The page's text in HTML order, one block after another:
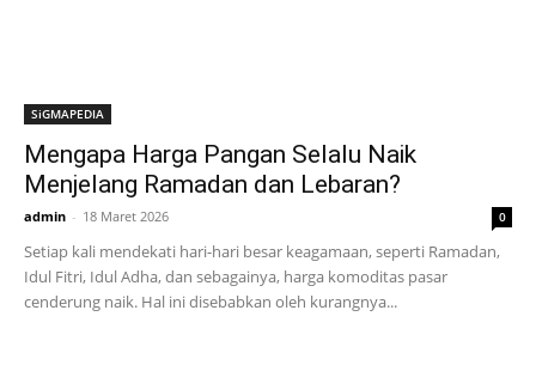
SiGMAPEDIA
Mengapa Harga Pangan Selalu Naik
Menjelang Ramadan dan Lebaran?
admin - 18 Maret 2026 0
Setiap kali mendekati hari-hari besar keagamaan, seperti Ramadan,
Idul Fitri, Idul Adha, dan sebagainya, harga komoditas pasar
cenderung naik. Hal ini disebabkan oleh kurangnya...